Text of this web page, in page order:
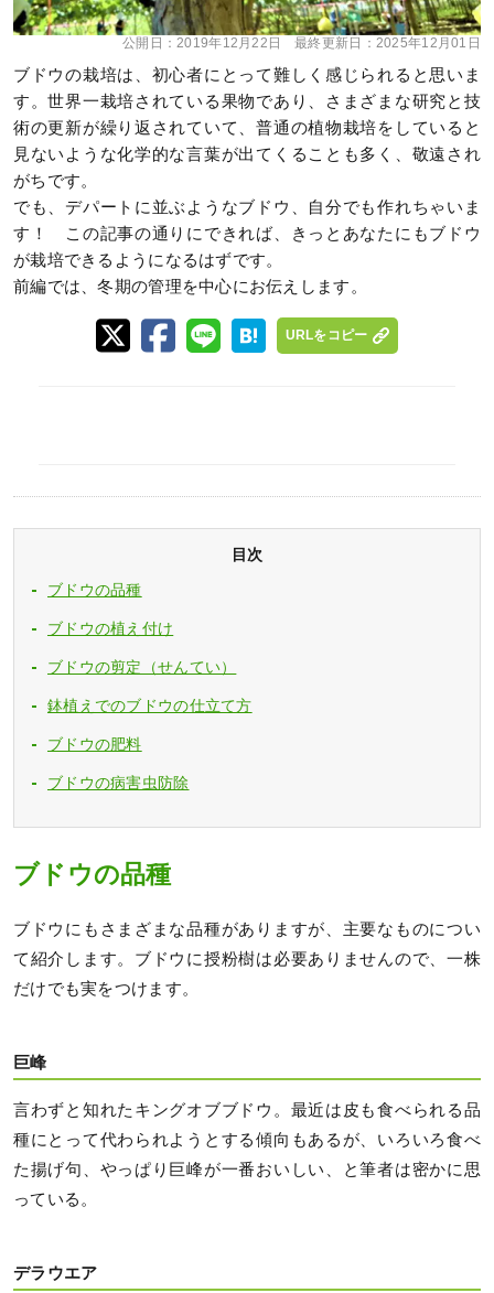
公開日：2019年12月22日 最終更新日： 2025年12月01日
ブドウの栽培は、初心者にとって難しく感じられると思いま
す。世界一栽培されている果物であり、さまざまな研究と技
術の更新が繰り返されていて、普通の植物栽培をしていると
見ないような化学的な言葉が出てくることも多く、敬遠され
がちです。
でも、デパートに並ぶようなブドウ、自分でも作れちゃいま
す！ この記事の通りにできれば、きっとあなたにもブドウ
が栽培できるようになるはずです。
前編では、冬期の管理を中心にお伝えします。
URLをコピー
目次
ブドウの品種
ブドウの植え付け
ブドウの剪定（せんてい）
鉢植えでのブドウの仕立て方
ブドウの肥料
ブドウの病害虫防除
ブドウの品種
ブドウにもさまざまな品種がありますが、主要なものについ
て紹介します。ブドウに授粉樹は必要ありませんので、一株
だけでも実をつけます。
巨峰
言わずと知れたキングオブブドウ。最近は皮も食べられる品
種にとって代わられようとする傾向もあるが、いろいろ食べ
た揚げ句、やっぱり巨峰が一番おいしい、と筆者は密かに思
っている。
デラウエア